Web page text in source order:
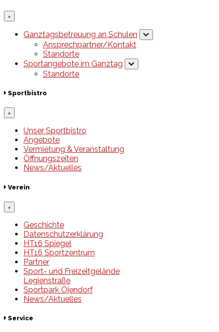
×
Ganztagsbetreuung an Schulen
Ansprechpartner/Kontakt
Standorte
Sportangebote im Ganztag
Standorte
Sportbistro
×
Unser Sportbistro
Angebote
Vermietung & Veranstaltung
Öffnungszeiten
News/Aktuelles
Verein
×
Geschichte
Datenschutzerklärung
HT16 Spiegel
HT16 Sportzentrum
Partner
Sport- und Freizeitgelände
Legienstraße
Sportpark Öjendorf
News/Aktuelles
Service